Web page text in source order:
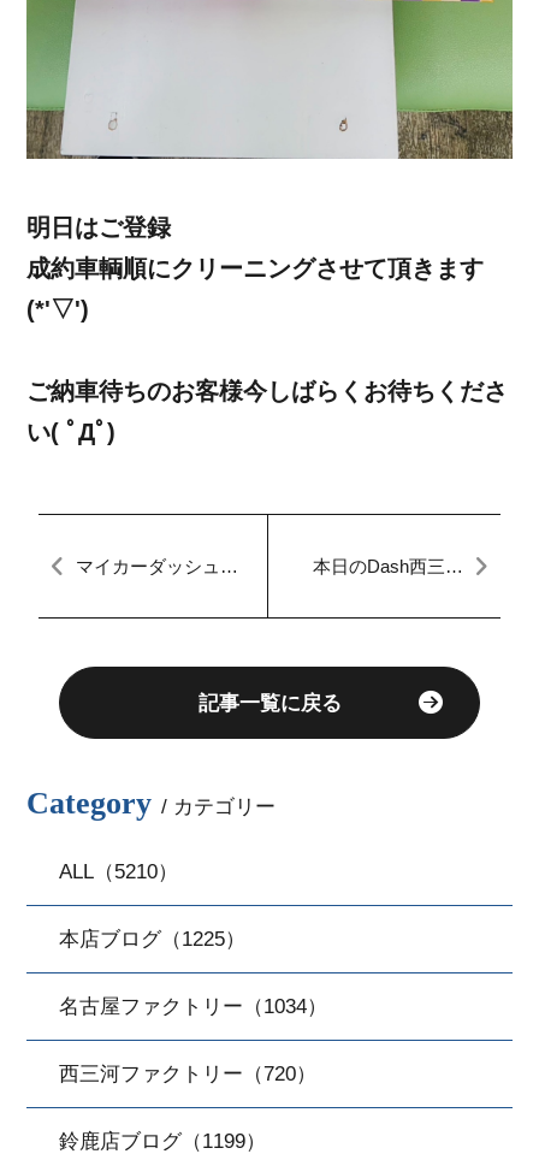
明日はご登録
成約車輌順にクリーニングさせて頂きます
(*'▽')
ご納車待ちのお客様今しばらくお待ちくださ
い( ﾟДﾟ)
マイカーダッシュ名
本日のDash西三河
【入庫車情報♪】
記事一覧に戻る
Category / カテゴリー
ALL（5210）
本店ブログ（1225）
名古屋ファクトリー（1034）
西三河ファクトリー（720）
鈴鹿店ブログ（1199）